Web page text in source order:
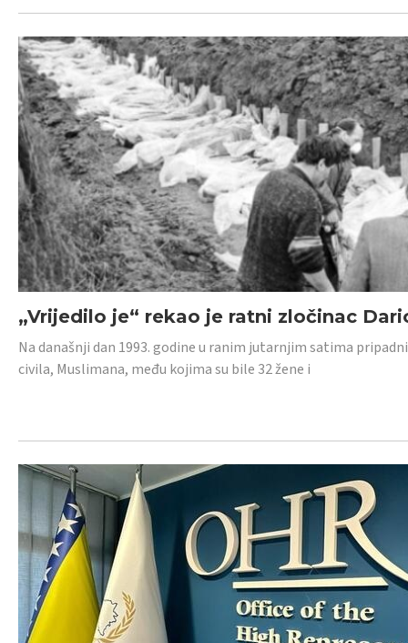
„Vrijedilo je“ rekao je ratni zločinac
Na današnji dan 1993. godine u ranim jutarnjim satima
civila, Muslimana, među kojima su bile 32 žene i